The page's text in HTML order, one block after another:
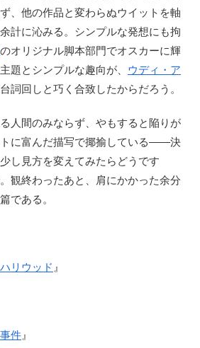
、他の作品と変わらぬウイットを軸
計に沁みる。シンプルな発想にも拘
のオリジナル脚本部門でオスカーに輝
題とシンプルな趣向が、 ウディ・ア
詞回しと巧く合致したからだろう。
人間のみならず、やもすると陥りが
に富んだ描写で揶揄している――決
し見方を変えてみたらどうです
観終わったあと、肩にかかった余分
である。
リウッド 』
件 』